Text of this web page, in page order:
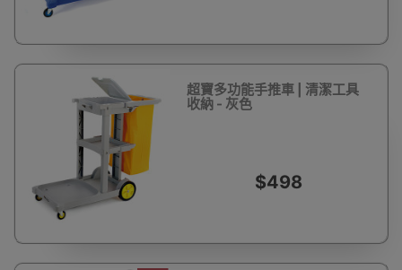
超寶多功能手推車 | 清潔工具
收納 - 灰色
$498